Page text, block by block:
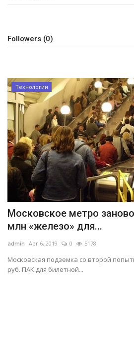
Followers (0)
Технологии
Московское метро
млн «железо» для...
admin Apr 6, 2019 0 5178
Московская подземка со второй
руб. ПАК для билетной...